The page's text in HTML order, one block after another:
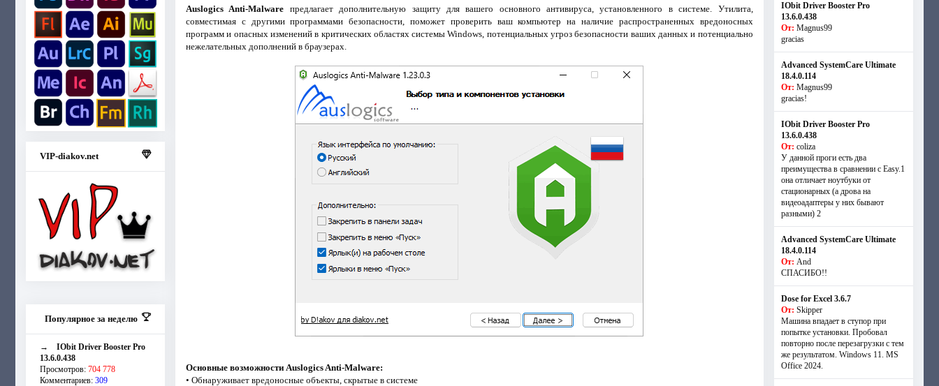
VIP-diakov.net
Популярное за неделю
→ IObit Driver Booster Pro
13.6.0.438
Просмотров: 704 778
Комментариев: 309
Auslogics Anti-Malware предлагает дополнительную защиту для вашего основного антивируса, установленного в системе. Утилита,
совместимая с другими программами безопасности, поможет проверить ваш компьютер на наличие распространенных вредоносных
программ и опасных изменений в критических областях системы Windows, потенциальных угроз безопасности ваших данных и потенциально
нежелательных дополнений в браузерах.
Основные возможности Auslogics Anti-Malware:
• Обнаруживает вредоносные объекты, скрытые в системе
IObit Driver Booster Pro
13.6.0.438
От: Magnus99
gracias
Advanced SystemCare Ultimate
18.4.0.114
От: Magnus99
gracias!
IObit Driver Booster Pro
13.6.0.438
От: coliza
У данной проги есть два
преимущества в сравнении с Easy.1
она отличает ноутбуки от
стационарных (а дрова на
видеоадаптеры у них бывают
разными) 2
Advanced SystemCare Ultimate
18.4.0.114
От: And
СПАСИБО!!
Dose for Excel 3.6.7
От: Skipper
Машина впадает в ступор при
попытке установки. Пробовал
повторно после перезагрузки с тем
же результатом. Windows 11. MS
Offiсe 2024.